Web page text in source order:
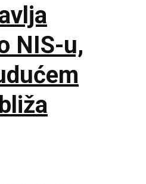
NIS-u,